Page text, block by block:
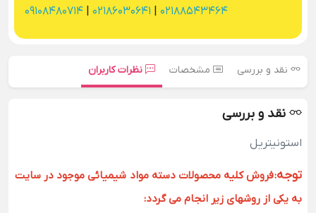
02188543464
02186030641
09108480714
نقد و بررسی مشخصات نظرات کاربران
نقد و بررسی
استونیتریل
توجه:فروش کلیه محصولات دسته مواد شیمیائی موجود در سایت
به یکی از روشهای زیر انجام می گردد: